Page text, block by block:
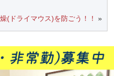
(ドライマウス)を防ごう！！
»